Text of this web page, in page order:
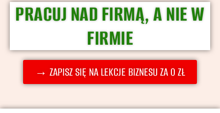
PRACUJ NAD FIRMĄ, A NIE W
FIRMIE
→ ZAPISZ SIĘ NA LEKCJE BIZNESU ZA 0 ZŁ